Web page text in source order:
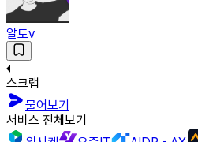
알토v
스크랩
물어보기
서비스 전체보기